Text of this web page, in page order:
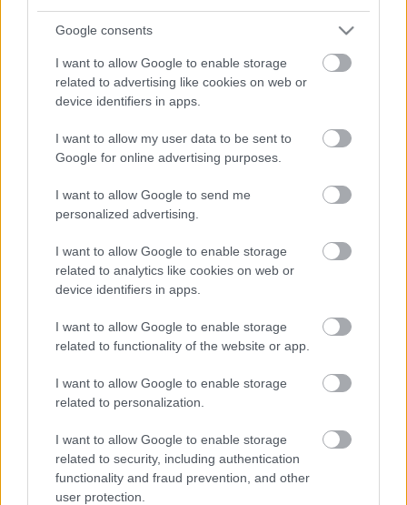
Google consents
I want to allow Google to enable storage
related to advertising like cookies on web or
device identifiers in apps.
I want to allow my user data to be sent to
Google for online advertising purposes.
I want to allow Google to send me
personalized advertising.
I want to allow Google to enable storage
related to analytics like cookies on web or
device identifiers in apps.
I want to allow Google to enable storage
related to functionality of the website or app.
I want to allow Google to enable storage
related to personalization.
I want to allow Google to enable storage
related to security, including authentication
functionality and fraud prevention, and other
user protection.
Érted is. Érted is? [443.]
Ütköző fejekben… [486.]
Megszakadt az összeköttetés [485.]
Nincsenek felkészülve [484.]
Szólj hozzá!
A hozzászóláshoz be kell lépned!